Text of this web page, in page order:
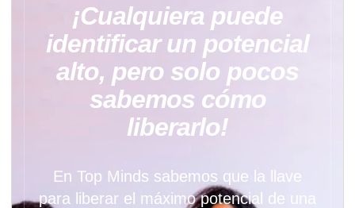
¡Cualquiera puede
identificar un potencial
alto, pero solo pocos
sabemos cómo
liberarlo!
En Top Minds sabemos que la llave
para liberar el máximo potencial de una